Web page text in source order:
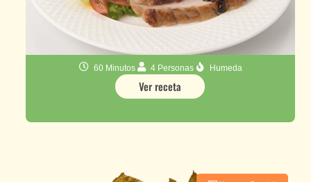
60 Minutos 4 Personas Humeda
Ver receta